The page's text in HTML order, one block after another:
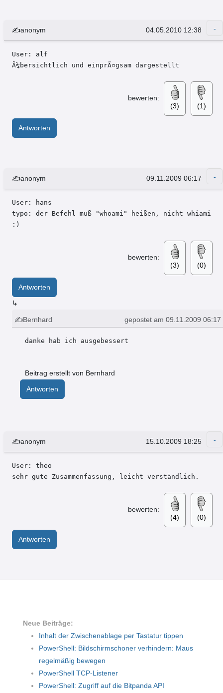
✍anonym 04.05.2010 12:38
User: alf
Ã¼bersichtlich und einprÃ¤gsam dargestellt
bewerten:
(3)
(1)
Antworten
✍anonym 09.11.2009 06:17
User: hans
typo: der Befehl muß "whoami" heißen, nicht whiami
:)
bewerten:
(3)
(0)
Antworten
↳
✍Bernhard gepostet am 09.11.2009 06:17
danke hab ich ausgebessert
Beitrag erstellt von Bernhard
Antworten
✍anonym 15.10.2009 18:25
User: theo
sehr gute Zusammenfassung, leicht verständlich.
bewerten:
(4)
(0)
Antworten
Neue Beiträge:
Inhalt der Zwischenablage per Tastatur tippen
PowerShell: Bildschirmschoner verhindern: Maus
regelmäßig bewegen
PowerShell TCP-Listener
PowerShell: Zugriff auf die Bitpanda API